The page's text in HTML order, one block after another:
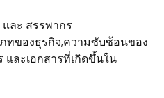
ละ สรรพากร
ทของธุรกิจ,ความซับซ้อนของ
ละเอกสารที่เกิดขึ้นใน